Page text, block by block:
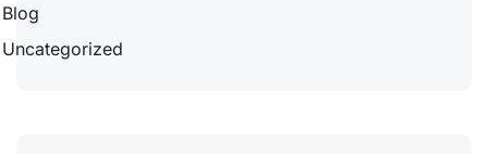
Blog
Uncategorized